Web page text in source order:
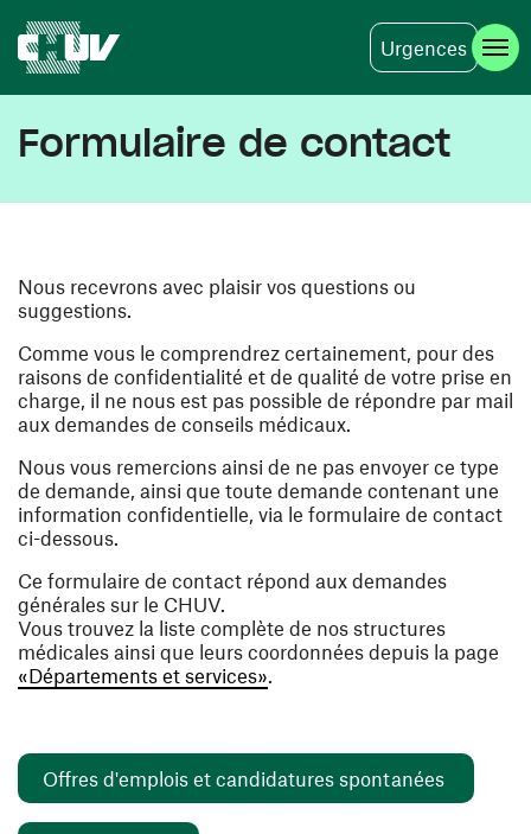
Urgences
Formulaire de contact
Nous recevrons avec plaisir vos questions ou
suggestions.
Comme vous le comprendrez certainement, pour des
raisons de confidentialité et de qualité de votre prise en
charge, il ne nous est pas possible de répondre par mail
aux demandes de conseils médicaux.
Nous vous remercions ainsi de ne pas envoyer ce type
de demande, ainsi que toute demande contenant une
information confidentielle, via le formulaire de contact
ci-dessous.
Ce formulaire de contact répond aux demandes
générales sur le CHUV.
Vous trouvez la liste complète de nos structures
médicales ainsi que leurs coordonnées depuis la page
«Départements et services».
Offres d'emplois et candidatures spontanées